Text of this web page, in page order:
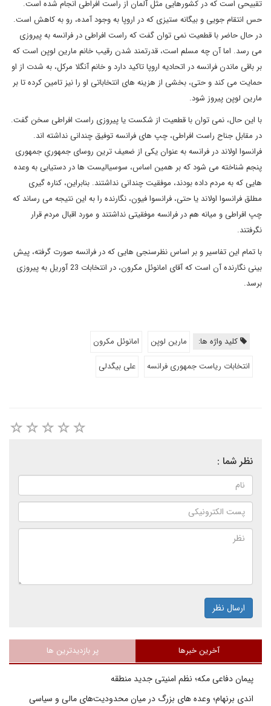
تقبیحی است که در کشورهایی مثل آلمان از راست افراطی انجام شده است.
حس انتقام جویی و بیگانه ستیزی که در اروپا به وجود آمده، رو به کاهش است.
در حال حاضر با قطعیت نمی توان گفت که راست افراطی در فرانسه به پیروزی
می رسد. اما آن چه مسلم است، قدرتمند شدن رقیب خانم مارین لوپن است که
بر باقی ماندن فرانسه در اتحادیه اروپا تاکید دارد و خانم آنگلا مرکل، به شدت از او
حمایت می کند و حتی، بخشی از هزینه های انتخاباتی او را نیز تامین کرده تا بر
مارین لوپن پیروز شود.
با این حال، نمی توان با قطعیت از شکست یا پیروزی راست افراطی سخن گفت.
در مقابل جناح راست افراطی، چپ های فرانسه توفیق چندانی نداشته اند.
فرانسوا اولاند در فرانسه به عنوان یکی از ضعیف ترین روسای جمهوریِ جمهوری
پنجم شناخته می شود که بر همین اساس، سوسیالیست ها در دستیابی به وعده
هایی که به مردم داده بودند، موفقیت چندانی نداشتند. بنابراین، کناره گیری
مطلق فرانسوا اولاند یا حتی، فرانسوا فیون، نگارنده را به این نتیجه می رساند که
چپ افراطی و میانه هم در فرانسه موفقیتی نداشتند و مورد اقبال مردم قرار
نگرفتند.
با تمام این تفاسیر و بر اساس نظرسنجی هایی که در فرانسه صورت گرفته، پیش
بینی نگارنده آن است که آقای امانوئل مکرون، در انتخابات 23 آوریل به پیروزی
برسد.
کلید واژه ها: مارین لوپن
امانوئل مکرون
انتخابات ریاست جمهوری فرانسه
علی بیگدلی
نظر شما :
ارسال نظر
آخرین خبرها پر بازدیدترین ها
پیمان دفاعی مکه؛ نظم امنیتی جدید منطقه
اندی برنهام؛ وعده های بزرگ در میان محدودیت‌های مالی و سیاسی